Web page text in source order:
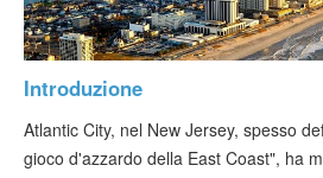
Verificare ESTA
ESTA info
Contatto
Introduzione
Atlantic City, nel New Jersey, spesso
gioco d'azzardo della East Coast", ha